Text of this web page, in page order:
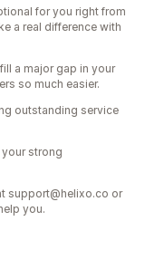
for you right from
a real difference with
a major gap in your
so much easier.
outstanding service
your strong
support@helixo.co or
you.